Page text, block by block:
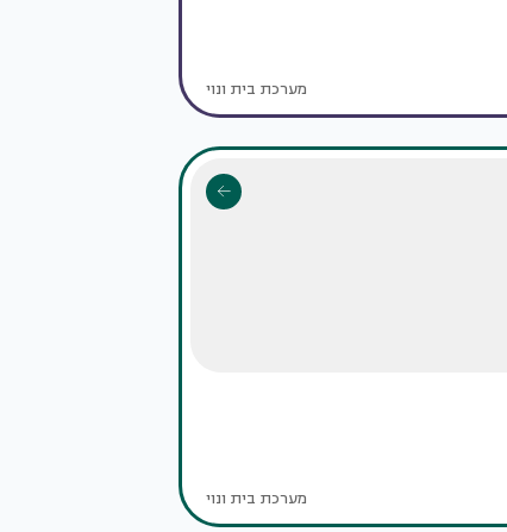
מערכת בית ונוי
מערכת בית ונוי